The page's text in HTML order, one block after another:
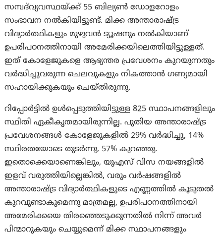
സമ്പദ്‌വ്യവസ്ഥയ്ക്ക് 55 ബില്യൺ ഡോളറോളം
സംഭാവന നൽകിയിട്ടുണ്ട്. മിക്ക അന്താരാഷ്ട്ര
വിദ്യാർത്ഥികളും മുഴുവൻ ട്യൂഷനും നൽകിയാണ്
ഉപരിപഠനത്തിനായി അമേരിക്കയിലെത്തിയിട്ടുള്ളത്.
ഇത് കോളേജുകളെ ആഭ്യന്തര പ്രവേശനം കുറയുന്നതും
വർദ്ധിച്ചുവരുന്ന ചെലവുകളും നികത്താൻ ഗണ്യമായി
സഹായിക്കുകയും ചെയ്തിരുന്നു.
റിപ്പോർട്ടിൽ ഉൾപ്പെടുത്തിയിട്ടുള്ള 825 സ്ഥാപനങ്ങളിലും
സ്ഥിതി ഏകീകൃതമായിരുന്നില്ല. പുതിയ അന്താരാഷ്ട്ര
പ്രവേശനങ്ങൾ കോളേജുകളിൽ 29% വർദ്ധിച്ചു, 14%
സ്ഥിരതയോടെ തുടർന്നു, 57% കുറഞ്ഞു.
ഇതൊക്കെയാണെങ്കിലും, യുഎസ് വിസ നയങ്ങളിൽ
ഇളവ് വരുത്തിയില്ലെങ്കിൽ, വരും വർഷങ്ങളിൽ
അന്താരാഷ്ട്ര വിദ്യാർത്ഥികളുടെ എണ്ണത്തിൽ കൂടുതൽ
കുറവുണ്ടാകുമെന്നു മാത്രമല്ല, ഉപരിപഠനത്തിനായി
അമേരിക്കയെ തിരഞ്ഞെടുക്കുന്നതില്‍ നിന്ന് അവര്‍
പിന്മാറുകയും ചെയ്യുമെന്ന് മിക്ക സ്ഥാപനങ്ങളും